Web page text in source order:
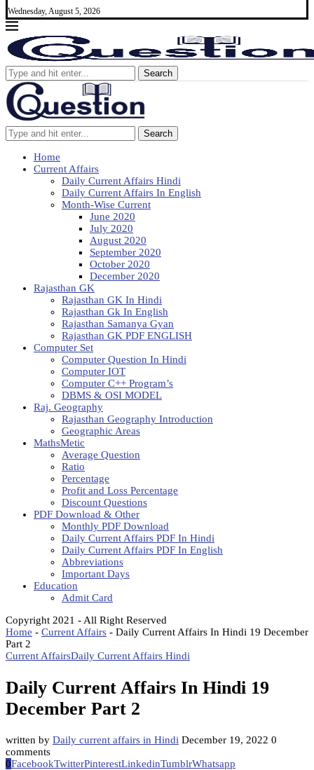
Wednesday, August 5, 2026
Search
Search
Home
Current Affairs
Daily Current Affairs Hindi
Daily Current Affairs In English
Month-Wise Current
June 2020
July 2020
August 2020
September 2020
October 2020
December 2020
Rajasthan GK
Rajasthan GK In Hindi
Rajasthan Gk In English
Rajasthan Samanya Gyan
Rajasthan GK PDF ENGLISH
Computer Set
Computer Question In Hindi
Computer IOT
Computer C++ Program’s
DBMS & OSI MODEL
Raj. Geography
Rajasthan Geography Introduction
Geographic Areas
MathsMetic
Average Question
Ratio
Percentage
Profit and Loss Percentage
Discount Questions
PDF Download & Other
Monthly PDF Download
Daily Current Affairs PDF In Hindi
Daily Current Affairs PDF In English
Abbreviations
Important Days
Education
Admit Card
Copyright 2021 - All Right Reserved
Home - Current Affairs - Daily Current Affairs In Hindi 19 December
Part 2
Current AffairsDaily Current Affairs Hindi
Daily Current Affairs In Hindi 19
December Part 2
written by Daily current affairs in Hindi December 19, 2022 0
comments
0FacebookTwitterPinterestLinkedinTumblrWhatsapp